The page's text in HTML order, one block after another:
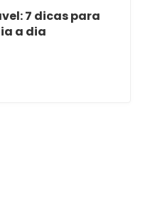
7 dicas para
a dia